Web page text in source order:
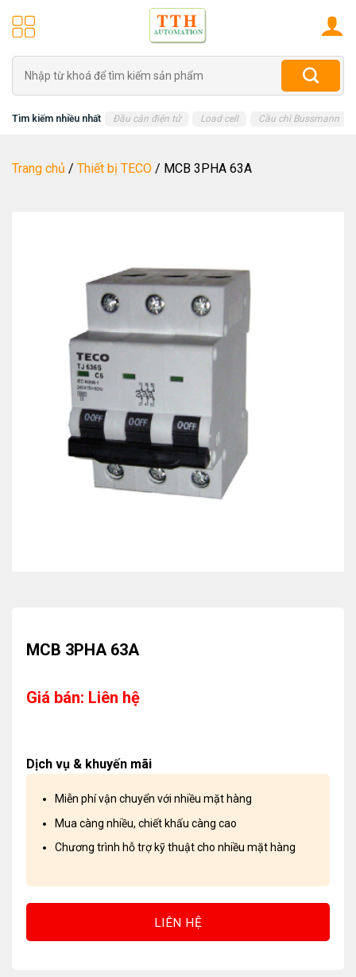
kiếm:
Tìm kiếm nhiều nhất Đầu cân điện tử Load cell Cầu chì Bussmann
Trang chủ / Thiết bị TECO / MCB 3PHA 63A
MCB 3PHA 63A
Giá bán: Liên hệ
Dịch vụ & khuyến mãi
Miễn phí vận chuyển với nhiều mặt hàng
Mua càng nhiều, chiết khấu càng cao
Chương trình hỗ trợ kỹ thuật cho nhiều mặt hàng
LIÊN HỆ